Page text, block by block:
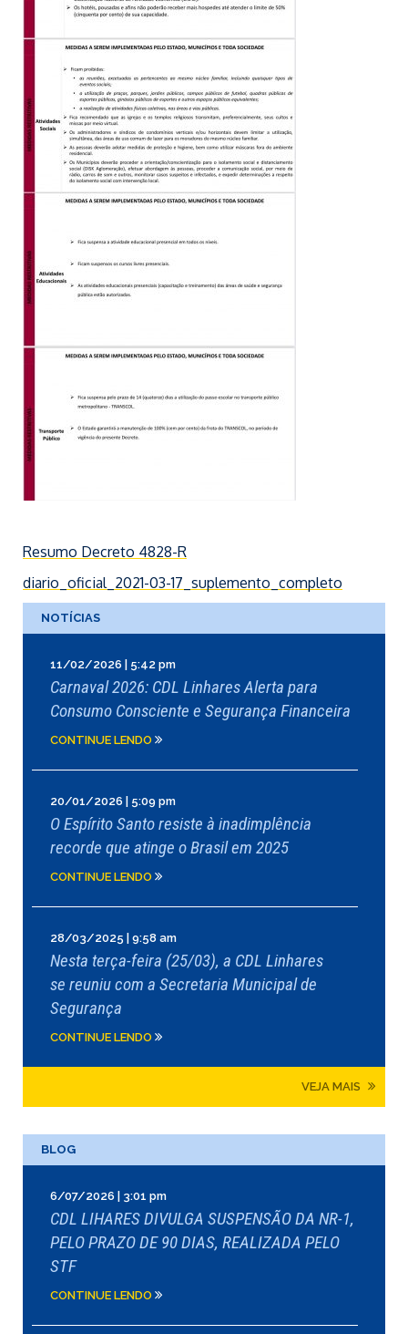
Resumo Decreto 4828-R
diario_oficial_2021-03-17_suplemento_completo
NOTÍCIAS
11/02/2026 | 5:42 pm
Carnaval 2026: CDL Linhares Alerta para
Consumo Consciente e Segurança Financeira
CONTINUE LENDO
20/01/2026 | 5:09 pm
O Espírito Santo resiste à inadimplência
recorde que atinge o Brasil em 2025
CONTINUE LENDO
28/03/2025 | 9:58 am
Nesta terça-feira (25/03), a CDL Linhares
se reuniu com a Secretaria Municipal de
Segurança
CONTINUE LENDO
VEJA MAIS
BLOG
6/07/2026 | 3:01 pm
CDL LIHARES DIVULGA SUSPENSÃO DA NR-1,
PELO PRAZO DE 90 DIAS, REALIZADA PELO
STF
CONTINUE LENDO